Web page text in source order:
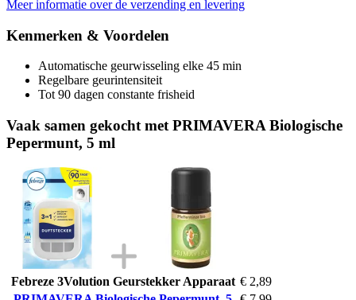
Meer informatie over de verzending en levering
Kenmerken & Voordelen
Automatische geurwisseling elke 45 min
Regelbare geurintensiteit
Tot 90 dagen constante frisheid
Vaak samen gekocht met PRIMAVERA Biologische
Pepermunt, 5 ml
Febreze 3Volution Geurstekker Apparaat € 2,89